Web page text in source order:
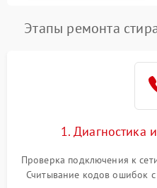
Этапы ремонта
1. Диагностика
Проверка подключения к
Считывание кодов ошибок с